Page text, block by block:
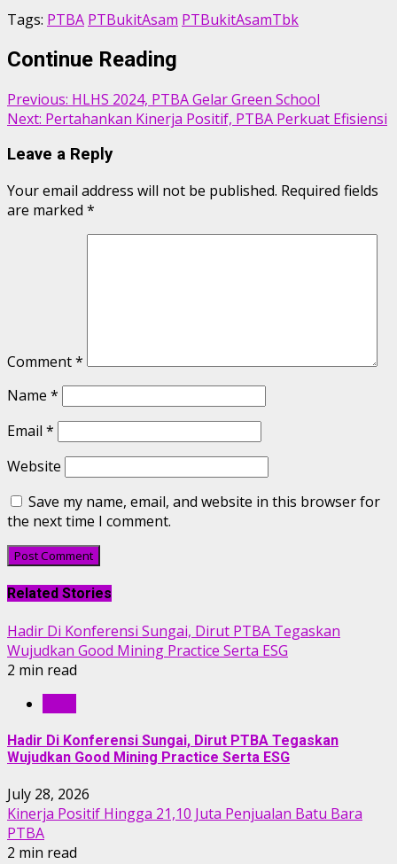
Tags: PTBA PTBukitAsam PTBukitAsamTbk
Continue Reading
Previous: HLHS 2024, PTBA Gelar Green School
Next: Pertahankan Kinerja Positif, PTBA Perkuat Efisiensi
Leave a Reply
Your email address will not be published. Required fields
are marked *
Comment*
Name *
Email *
Website
Save my name, email, and website in this browser for
the next time I comment.
Related Stories
Hadir Di Konferensi Sungai, Dirut PTBA Tegaskan
Wujudkan Good Mining Practice Serta ESG
2 min read
Hadir Di Konferensi Sungai, Dirut PTBA Tegaskan
Wujudkan Good Mining Practice Serta ESG
July 28, 2026
Kinerja Positif Hingga 21,10 Juta Penjualan Batu Bara
PTBA
2 min read